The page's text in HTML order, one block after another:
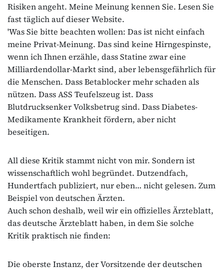
Risiken angeht. Meine Meinung kennen Sie. Lesen Sie
fast täglich auf dieser Website.
'Was Sie bitte beachten wollen: Das ist nicht einfach
meine Privat-Meinung. Das sind keine Hirngespinste,
wenn ich Ihnen erzähle, dass Statine zwar eine
Milliardendollar-Markt sind, aber lebensgefährlich für
die Menschen. Dass Betablocker mehr schaden als
nützen. Dass ASS Teufelszeug ist. Dass
Blutdrucksenker Volksbetrug sind. Dass Diabetes-
Medikamente Krankheit fördern, aber nicht
beseitigen.
All diese Kritik stammt nicht von mir. Sondern ist
wissenschaftlich wohl begründet. Dutzendfach,
Hundertfach publiziert, nur eben… nicht gelesen. Zum
Beispiel von deutschen Ärzten.
Auch schon deshalb, weil wir ein offizielles Ärzteblatt,
das deutsche Ärzteblatt haben, in dem Sie solche
Kritik praktisch nie finden:
Die oberste Instanz, der Vorsitzende der deutschen